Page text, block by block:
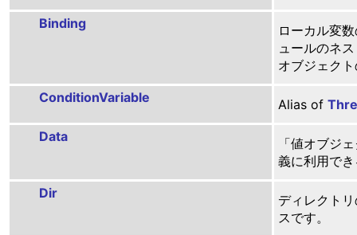
Binding
ローカル変
ュールのネ
オブジェク
ConditionVariable Alias of
Data
「値オブジ
義に利用で
Dir
ディレクト
スです。